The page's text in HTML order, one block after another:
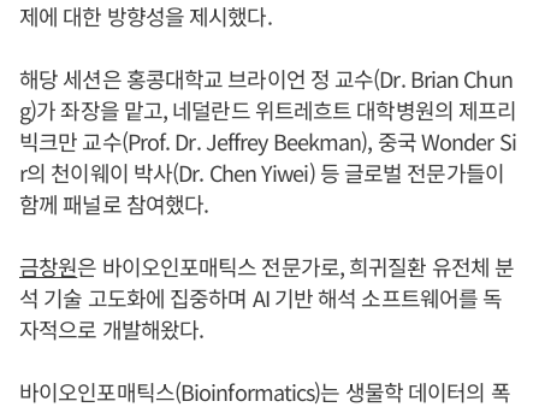
제에 대한 방향성을 제시했다.
해당 세션은 홍콩대학교 브라이언 정 교수(Dr. Brian Chun
g)가 좌장을 맡고, 네덜란드 위트레흐트 대학병원의 제프리
빅크만 교수(Prof. Dr. Jeffrey Beekman), 중국 Wonder Si
r의 천이웨이 박사(Dr. Chen Yiwei) 등 글로벌 전문가들이
함께 패널로 참여했다.
금창원은 바이오인포매틱스 전문가로, 희귀질환 유전체 분
석 기술 고도화에 집중하며 AI 기반 해석 소프트웨어를 독
자적으로 개발해왔다.
바이오인포매틱스(Bioinformatics)는 생물학 데이터의 폭